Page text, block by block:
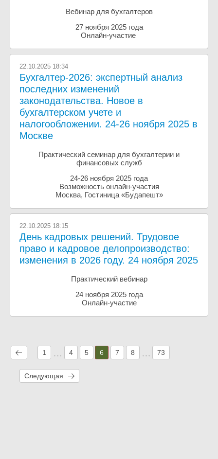
Вебинар для бухгалтеров
27 ноября 2025 года
Онлайн-участие
22.10.2025 18:34
Бухгалтер-2026: экспертный анализ
последних изменений
законодательства. Новое в
бухгалтерском учете и
налогообложении. 24-26 ноября 2025 в
Москве
Практический семинар для бухгалтерии и
финансовых служб
24-26 ноября 2025 года
Возможность онлайн-участия
Москва, Гостиница «Будапешт»
22.10.2025 18:15
День кадровых решений. Трудовое
право и кадровое делопроизводство:
изменения в 2026 году. 24 ноября 2025
Практический вебинар
24 ноября 2025 года
Онлайн-участие
1 4 5 6 7 8 73
Следующая